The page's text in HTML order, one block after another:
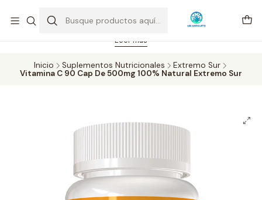
Feriado 21-05-2026 atención hasta las 14 hrs. Envío GRATIS mismo
día solo área Metropolitana Santiago por compras desde CLP 39.900.
Pedidos hasta 16 hrs., sábados y domingos hasta 14 hrs.
Leer más
Inicio Suplementos Nutricionales
Extremo Sur
Vitamina C 90 Cap De 500mg 100% Natural Extremo Sur